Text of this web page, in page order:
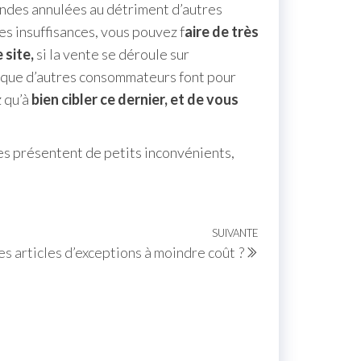
annulées au détriment d’autres
insuffisances, vous pouvez faire de très
site,si la vente se déroule sur
d’autres consommateurs font pour
bien cibler ce dernier, et de vous
présentent de petits inconvénients,
SUIVANTE
articles d’exceptions à moindre coût ?